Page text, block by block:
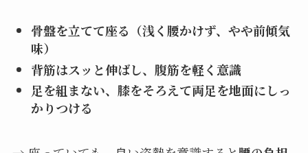
骨盤を立てて座る（浅く腰かけず、やや前傾気
味）
背筋はスッと伸ばし、腹筋を軽く意識
足を組まない、膝をそろえて両足を地面にしっ
かりつける